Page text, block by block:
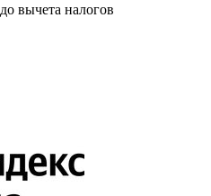
до вычета налогов